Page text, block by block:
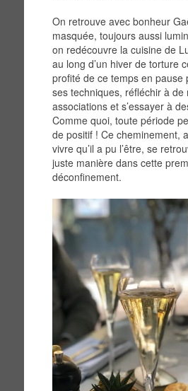
On retrouve avec bonheur
masquée, toujours aussi
on redécouvre la cuisine de
au long d’un hiver de torture
profité de ce temps en pause
ses techniques, réfléchir à de
associations et s’essayer à
Comme quoi, toute période
de positif ! Ce cheminement,
vivre qu’il a pu l’être, se
juste manière dans cette
déconfinement.